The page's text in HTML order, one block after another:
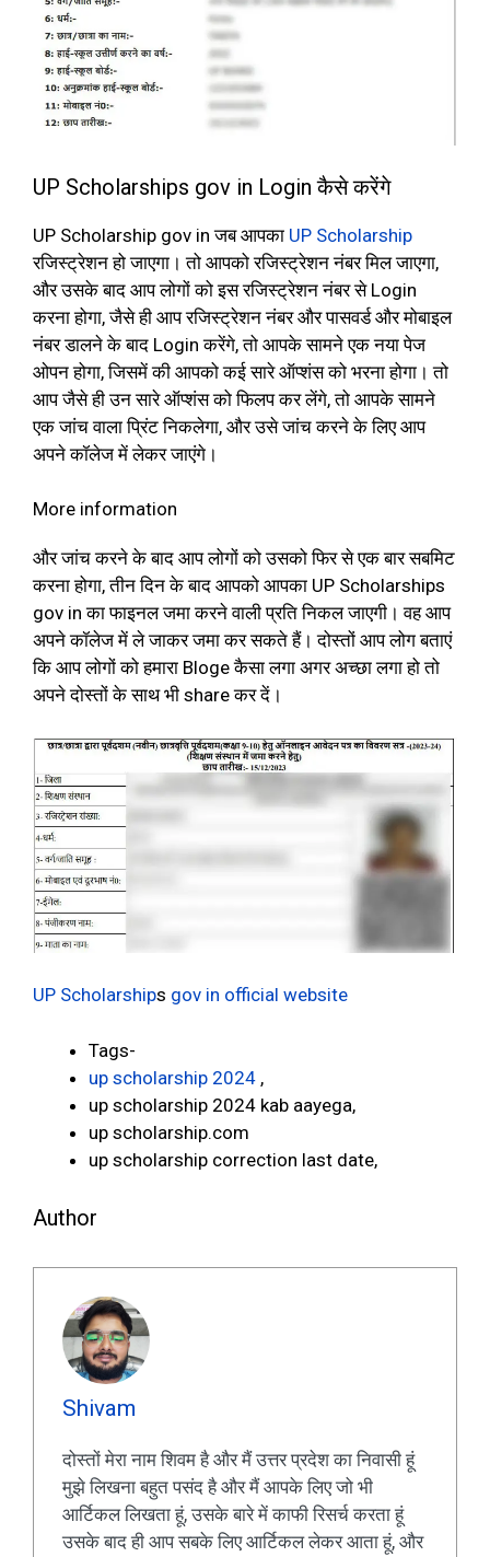
UP Scholarships gov in Login कैसे करेंगे
UP Scholarship gov in जब आपका UP Scholarship
रजिस्ट्रेशन हो जाएगा। तो आपको रजिस्ट्रेशन नंबर मिल जाएगा,
और उसके बाद आप लोगों को इस रजिस्ट्रेशन नंबर से Login
करना होगा, जैसे ही आप रजिस्ट्रेशन नंबर और पासवर्ड और मोबाइल
नंबर डालने के बाद Login करेंगे, तो आपके सामने एक नया पेज
ओपन होगा, जिसमें की आपको कई सारे ऑप्शंस को भरना होगा। तो
आप जैसे ही उन सारे ऑप्शंस को फिलप कर लेंगे, तो आपके सामने
एक जांच वाला प्रिंट निकलेगा, और उसे जांच करने के लिए आप
अपने कॉलेज में लेकर जाएंगे।
More information
और जांच करने के बाद आप लोगों को उसको फिर से एक बार सबमिट
करना होगा, तीन दिन के बाद आपको आपका UP Scholarships
gov in का फाइनल जमा करने वाली प्रति निकल जाएगी। वह आप
अपने कॉलेज में ले जाकर जमा कर सकते हैं। दोस्तों आप लोग बताएं
कि आप लोगों को हमारा Bloge कैसा लगा अगर अच्छा लगा हो तो
अपने दोस्तों के साथ भी share कर दें।
UP Scholarships gov in official website
Tags-
up scholarship 2024 ,
up scholarship 2024 kab aayega,
up scholarship.com
up scholarship correction last date,
Author
Shivam
दोस्तों मेरा नाम शिवम है और मैं उत्तर प्रदेश का निवासी हूं
मुझे लिखना बहुत पसंद है और मैं आपके लिए जो भी
आर्टिकल लिखता हूं, उसके बारे में काफी रिसर्च करता हूं
उसके बाद ही आप सबके लिए आर्टिकल लेकर आता हूं, और